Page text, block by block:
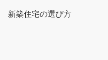
新築住宅の選び方